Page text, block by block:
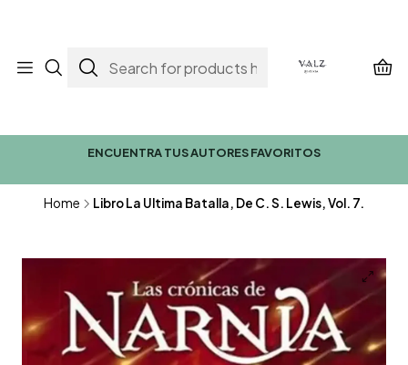
ENCUENTRA TUS AUTORES FAVORITOS
Home Libro La Ultima Batalla, De C. S. Lewis, Vol. 7.